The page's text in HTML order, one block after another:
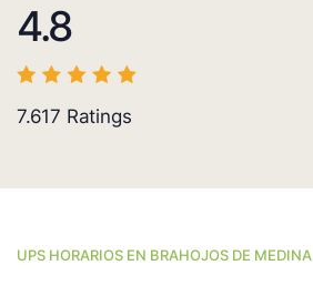
4.8
7.617 Ratings
UPS HORARIOS EN BRAHOJOS DE MEDINA